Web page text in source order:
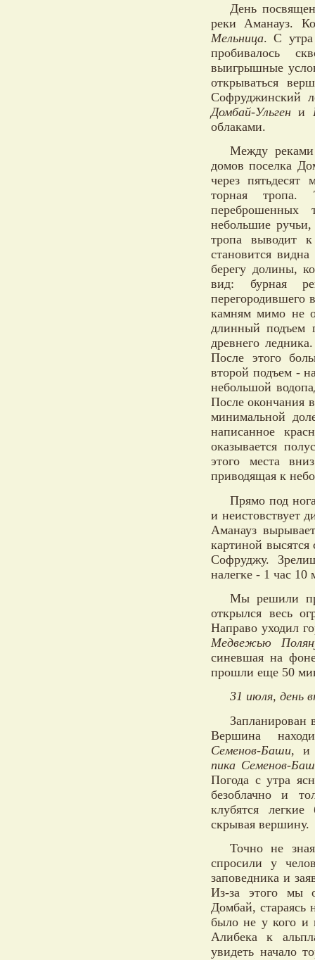
День
реки Аманауз.
Мельница. С утра
пробивалось
выигрышные
открываться
Софруджинский
Домбай-Ульген и
облаками.
Между
домов поселка
через пятьдесят
торная
переброшенных
небольшие
тропа выводит к
становится
берегу долины,
вид: бурная
перегородившего
камням мимо не
длинный подъем
древнего
После этого
второй подъем -
небольшой
После окончания
минимальной
написанное
оказывается
этого места
приводящая к
Прямо под
и неистовствует
Аманауз
картиной
Софруджу.
налегке - 1 час 10
Мы решили
открылся весь
Направо уходил
Медвежью
синевшая на
прошли еще 50
31 июля, день
Вершина
Семенов-Баши, и
пика Семенов-
Погода с утра
безоблачно и
клубятся
скрывая вершину.
Точно не
спросили у
заповедника и
Из-за этого мы
Домбай, стараясь
было не у кого и
Алибека к
увидеть начало